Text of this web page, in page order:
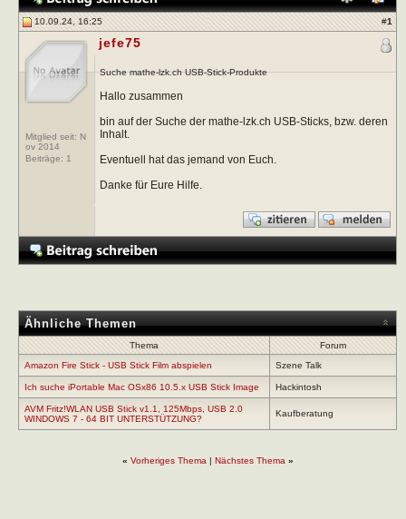
10.09.24, 16:25 #1
Mitglied seit: N
ov 2014
Beiträge: 1
jefe75
Suche mathe-lzk.ch USB-Stick-Produkte
Hallo zusammen
bin auf der Suche der mathe-lzk.ch USB-Sticks, bzw. deren
Inhalt.
Eventuell hat das jemand von Euch.
Danke für Eure Hilfe.
Ähnliche Themen
Thema
Forum
Amazon Fire Stick - USB Stick Film abspielen
Szene Talk
Ich suche iPortable Mac OSx86 10.5.x USB Stick Image Hackintosh
AVM Fritz!WLAN USB Stick v1.1, 125Mbps, USB 2.0
WINDOWS 7 - 64 BIT UNTERSTÜTZUNG?
Kaufberatung
« Vorheriges Thema | Nächstes Thema »